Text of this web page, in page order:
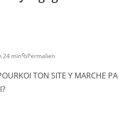
24 min Permalien
TON SITE Y MARCHE PA